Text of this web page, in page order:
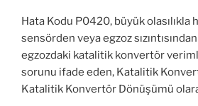
Hata Kodu P0420, büyük olasılıkla
sensörden veya egzoz
egzozdaki katalitik konvertör
sorunu ifade eden, Katalitik
Katalitik Konvertör Dönüşümü